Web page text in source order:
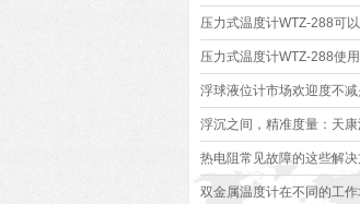
结构特点
压力式温度计WTZ-288可
计吗？
压力式温度计WTZ-288使
个问题
浮球液位计市场欢迎度不减
好用，选购也不难
浮沉之间，精准度量：天康
简单可靠的液位监测专家
热电阻常见故障的这些解
你都知道吗？
双金属温度计在不同的工